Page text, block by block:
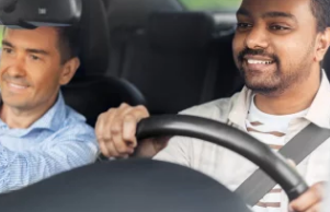
sur la route : Un guide pour une conduite
de la conduite automobile, chaque action compte,
sur la route. Le positionnement sur la
question […]